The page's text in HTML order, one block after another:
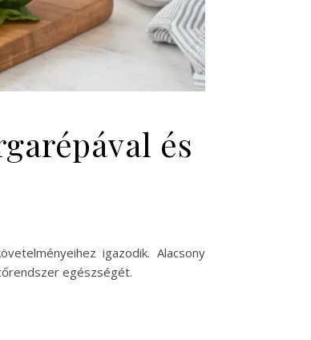
és
igazodik. Alacsony
egészségét.